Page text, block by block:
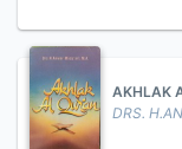
AKHLAK
DRS.